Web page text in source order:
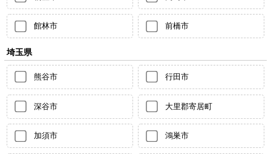
館林市 前橋市
埼玉県
熊谷市 行田市
深谷市 大里郡寄居町
加須市 鴻巣市